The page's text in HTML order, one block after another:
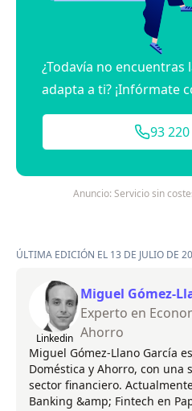
¿Todavía no encuentras
adapta a ti? ¡Infórmate
93
Anuncio: Servicio sin
ÚLTIMA EDICIÓN EL 13 DE JULIO DE
Linkedin
Miguel Gómez-
Experto en
Ahorro
Miguel Gómez-Llano García
Doméstica y Ahorro, con una
sector financiero.
Banking &amp; Fintech en